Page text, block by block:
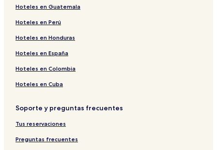
Hoteles en Guatemala
Hoteles en Perú
Hoteles en Honduras
Hoteles en España
Hoteles en Colombia
Hoteles en Cuba
Soporte y preguntas frecuentes
Tus reservaciones
Preguntas frecuentes